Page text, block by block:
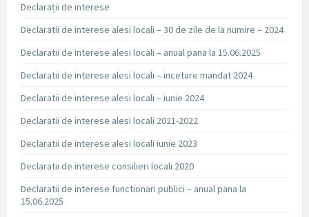
Declarații de interese
Declaratii de interese alesi locali – 30 de zile de la numire – 2024
Declaratii de interese alesi locali – anual pana la 15.06.2025
Declaratii de interese alesi locali – incetare mandat 2024
Declaratii de interese alesi locali – iunie 2024
Declaratii de interese alesi locali 2021-2022
Declaratii de interese alesi locali iunie 2023
Declaratii de interese consilieri locali 2020
Declaratii de interese functionari publici – anual pana la
15.06.2025